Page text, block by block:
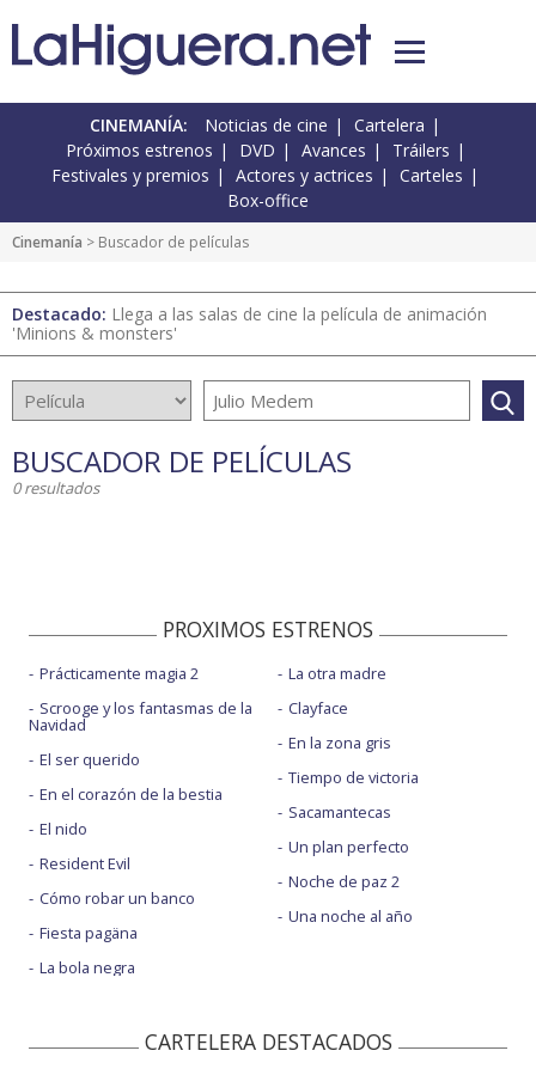
CINEMANÍA: Noticias de cine
Cartelera
Próximos estrenos
DVD Avances
Tráilers
Festivales y premios
Actores y actrices
Carteles
Box-office
Cinemanía > Buscador de películas
Destacado: Llega a las salas de cine la película de animación
'Minions & monsters'
BUSCADOR DE PELÍCULAS
0 resultados
PROXIMOS ESTRENOS
Prácticamente magia 2
Scrooge y los fantasmas de la
Navidad
El ser querido
En el corazón de la bestia
El nido
Resident Evil
Cómo robar un banco
Fiesta pagäna
La bola negra
La otra madre
Clayface
En la zona gris
Tiempo de victoria
Sacamantecas
Un plan perfecto
Noche de paz 2
Una noche al año
CARTELERA DESTACADOS